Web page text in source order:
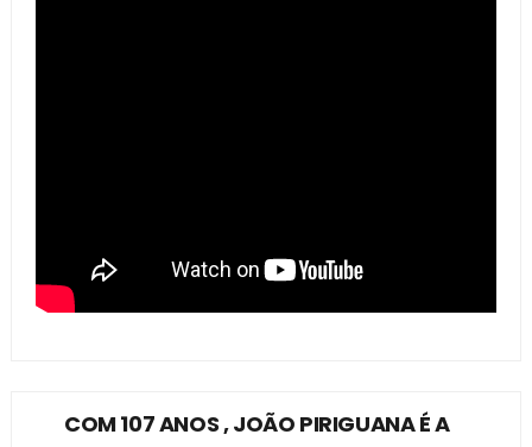
COM 107 ANOS , JOÃO PIRIGUANA É A